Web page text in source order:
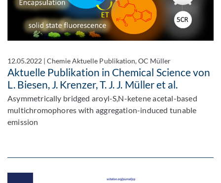
12.05.2022 |Chemie Aktuelle Publikation, OC Müller
Aktuelle Publikation in Chemical Science von
L. Biesen, J. Krenzer, T. J. J. Müller et al.
Asymmetrically bridged aroyl-S,N-ketene acetal-based
multichromophores with aggregation-induced tunable
emission